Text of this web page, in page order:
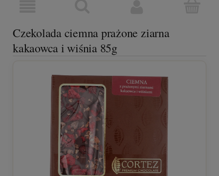
Czekolada ciemna prażone ziarna
kakaowca i wiśnia 85g